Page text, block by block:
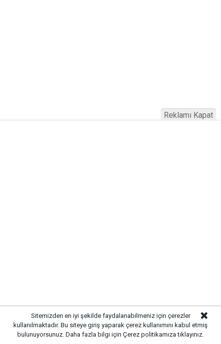
21.00: 27°C
Sitemizden en iyi şekilde faydalanabilmeniz için çerezler
kullanılmaktadır. Bu siteye giriş yaparak çerez kullanımını kabul etmiş
bulunuyorsunuz. Daha fazla bilgi için Çerez politikamıza tıklayınız.
Reklamı Kapat